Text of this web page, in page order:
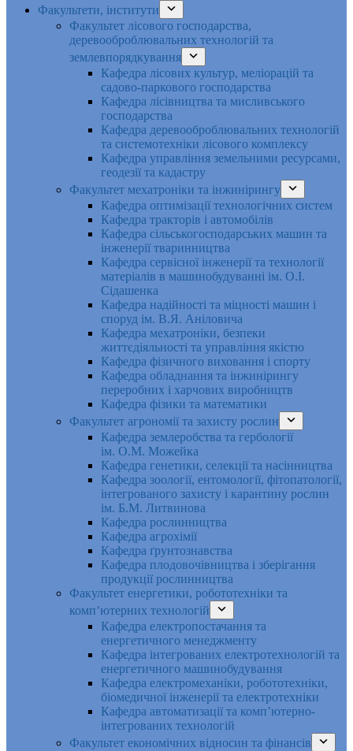
Факультети, інститути
Факультет лісового господарства,
деревооброблювальних технологій та
землевпорядкування
Кафедра лісових культур, меліорацій та
садово-паркового господарства
Кафедра лісівництва та мисливського
господарства
Кафедра деревооброблювальних технологій
та системотехніки лісового комплексу
Кафедра управління земельними ресурсами,
геодезії та кадастру
Факультет мехатроніки та інжинірингу
Кафедра оптимізації технологічних систем
Кафедра тракторів і автомобілів
Кафедра сільськогосподарських машин та
інженерії тваринництва
Кафедра cервісної інженерії та технології
матеріалів в машинобудуванні ім. О.І.
Сідашенка
Кафедра надійності та міцності машин і
споруд ім. В.Я. Аніловича
Кафедра мехатроніки, безпеки
життєдіяльності та управління якістю
Кафедра фізичного виховання і спорту
Кафедра обладнання та інжинірингу
переробних і харчових виробництв
Кафедра фізики та математики
Факультет агрономії та захисту рослин
Кафедра землеробства та гербології
ім. О.М. Можейка
Кафедра генетики, селекції та насінництва
Кафедра зоології, ентомології, фітопатології,
інтегрованого захисту і карантину рослин
ім. Б.М. Литвинова
Кафедра рослинництва
Кафедра агрохімії
Кафедра ґрунтознавства
Кафедра плодовочівництва і зберігання
продукції рослинництва
Факультет енергетики, робототехніки та
комп’ютерних технологій
Кафедра електропостачання та
енергетичного менеджменту
Кафедра інтегрованих електротехнологій та
енергетичного машинобудування
Кафедра електромеханіки, робототехніки,
біомедичної інженерії та електротехніки
Кафедра автоматизації та комп’ютерно-
інтегрованих технологій
Факультет економічних відносин та фінансів